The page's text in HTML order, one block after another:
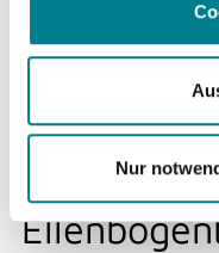
Nur
Winterpause in den